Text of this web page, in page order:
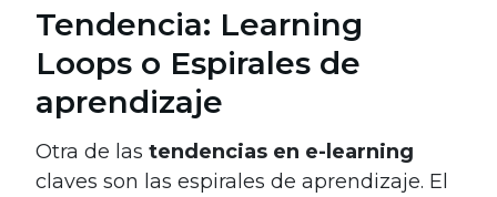
Tendencia: Learning
Loops o Espirales de
aprendizaje
Otra de las tendencias en e-learning
claves son las espirales de aprendizaje. El